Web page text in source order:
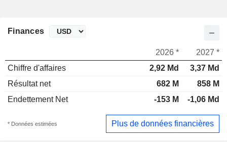
Finances
2026 *
2027 *
Chiffre d'affaires
2,92 Md
3,37 Md
Résultat net
682 M
858 M
Endettement Net
-153 M -1,06 Md
* Données estimées Plus de données financières